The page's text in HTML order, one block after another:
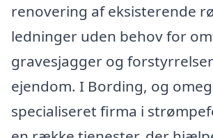
renovering af eksisterende
ledninger uden behov for
gravesjagger og
ejendom. I Bording, og
specialiseret firma i